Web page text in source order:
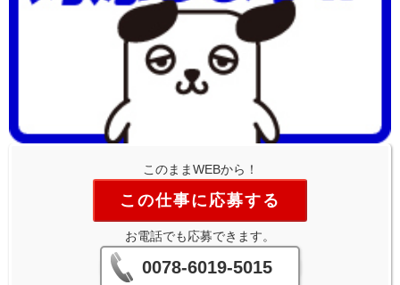
このままWEBから！
この仕事に応募する
お電話でも応募できます。
0078-6019-5015